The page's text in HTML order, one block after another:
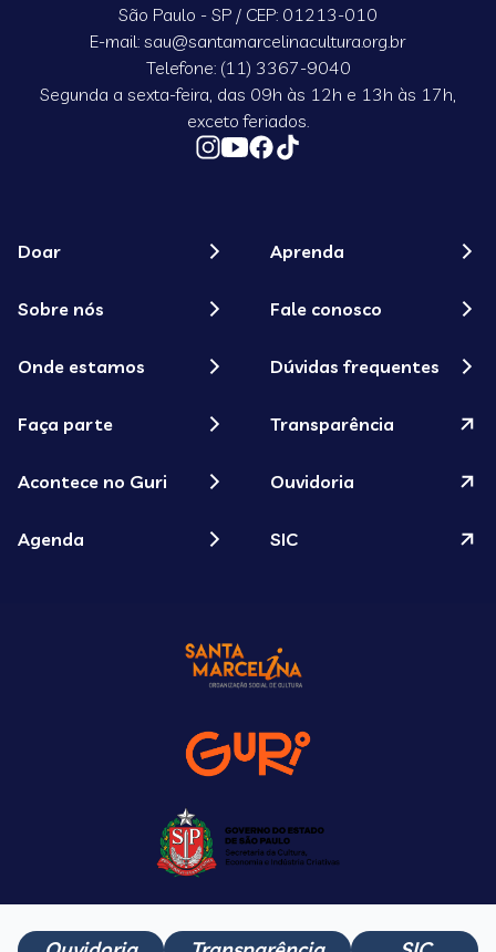
São Paulo - SP / CEP: 01213-010
E-mail: sau@santamarcelinacultura.org.br
Telefone: (11) 3367-9040
Segunda a sexta-feira, das 09h às 12h e 13h às 17h,
exceto feriados.
Doar
Sobre nós
Onde estamos
Faça parte
Acontece no Guri
Agenda
Aprenda
Fale conosco
Dúvidas frequentes
Transparência
Ouvidoria
SIC